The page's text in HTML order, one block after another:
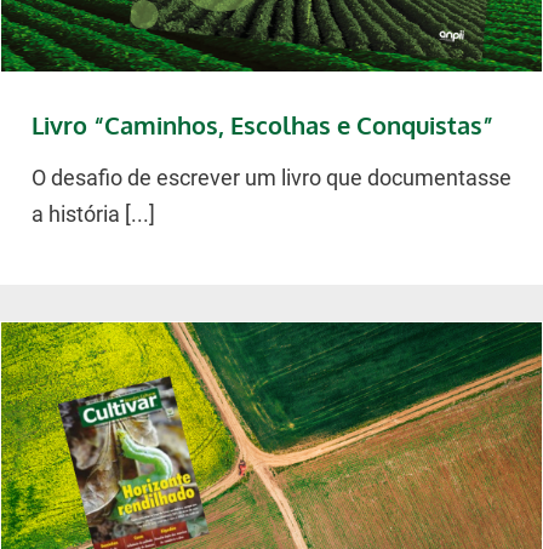
Livro “Caminhos, Escolhas e Conquistas”
O desafio de escrever um livro que documentasse
a história [...]